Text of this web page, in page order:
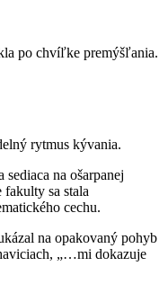
po chvíľke premýšľania.
rytmus kývania.
na ošarpanej
sa stala
cechu.
na opakovaný pohyb
„…mi dokazuje